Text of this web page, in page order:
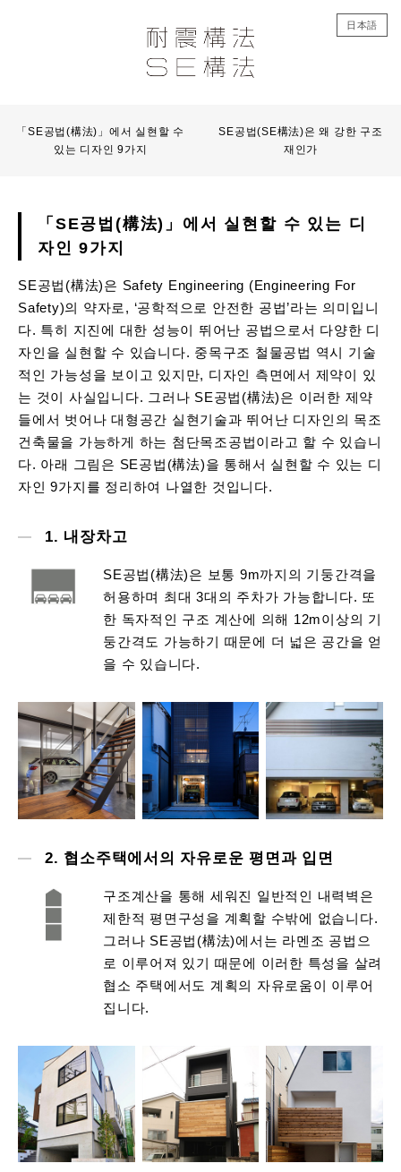
日本語
「SE공법(構法)」에서 실현할 수
있는 디자인 9가지
SE공법(SE構法)은 왜 강한 구조
재인가
「SE공법(構法)」에서 실현할 수 있는 디
자인 9가지
SE공법(構法)은 Safety Engineering (Engineering For
Safety)의 약자로, ‘공학적으로 안전한 공법’라는 의미입니
다. 특히 지진에 대한 성능이 뛰어난 공법으로서 다양한 디
자인을 실현할 수 있습니다. 중목구조 철물공법 역시 기술
적인 가능성을 보이고 있지만, 디자인 측면에서 제약이 있
는 것이 사실입니다. 그러나 SE공법(構法)은 이러한 제약
들에서 벗어나 대형공간 실현기술과 뛰어난 디자인의 목조
건축물을 가능하게 하는 첨단목조공법이라고 할 수 있습니
다. 아래 그림은 SE공법(構法)을 통해서 실현할 수 있는 디
자인 9가지를 정리하여 나열한 것입니다.
1. 내장차고
SE공법(構法)은 보통 9m까지의 기둥간격을
허용하며 최대 3대의 주차가 가능합니다. 또
한 독자적인 구조 계산에 의해 12m이상의 기
둥간격도 가능하기 때문에 더 넓은 공간을 얻
을 수 있습니다.
2. 협소주택에서의 자유로운 평면과 입면
구조계산을 통해 세워진 일반적인 내력벽은
제한적 평면구성을 계획할 수밖에 없습니다.
그러나 SE공법(構法)에서는 라멘조 공법으
로 이루어져 있기 때문에 이러한 특성을 살려
협소 주택에서도 계획의 자유로움이 이루어
집니다.